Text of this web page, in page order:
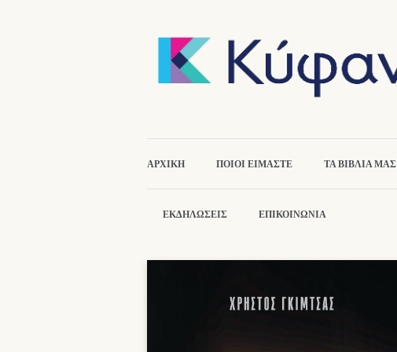
ΑΡΧΙΚΉ ΠΟΙΟΙ ΕΙΜΑΣΤΕ ΤΑ ΒΙΒΛΙΑ ΜΑΣ
ΕΚΔΗΛΏΣΕΙΣ ΕΠΙΚΟΙΝΩΝΙΑ